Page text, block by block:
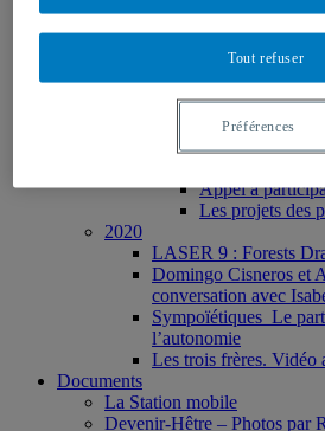
recherche-création et
Résidence d’artiste à
pour l’art et
bois eau métal. une
Installation au Jardin
Performance musicale
Appel à
Les projets des
2020
LASER 9 : Forests
Domingo Cisneros et
conversation avec
Sympoïétiques_Le
l’autonomie
Les trois frères. Vidéo
Documents
La Station mobile
Devenir-Hêtre – Photos par
Tout refuser
Préférences